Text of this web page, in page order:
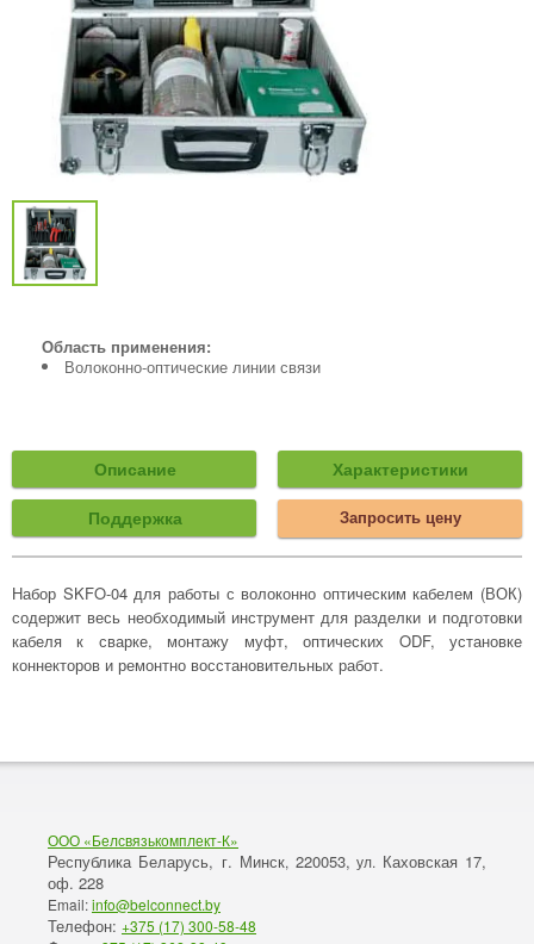
Область применения:
Волоконно-оптические линии связи
Описание Характеристики
Поддержка Запросить цену
Набор SKFO-04 для работы с волоконно оптическим кабелем (ВОК)
содержит весь необходимый инструмент для разделки и подготовки
кабеля к сварке, монтажу муфт, оптических ODF, установке
коннекторов и ремонтно восстановительных работ.
ООО «Белсвязькомплект-К»
Республика Беларусь, г. Минск, 220053, ул. Каховская 17,
оф. 228
Email:info@belconnect.by
Телефон: +375 (17) 300-58-48